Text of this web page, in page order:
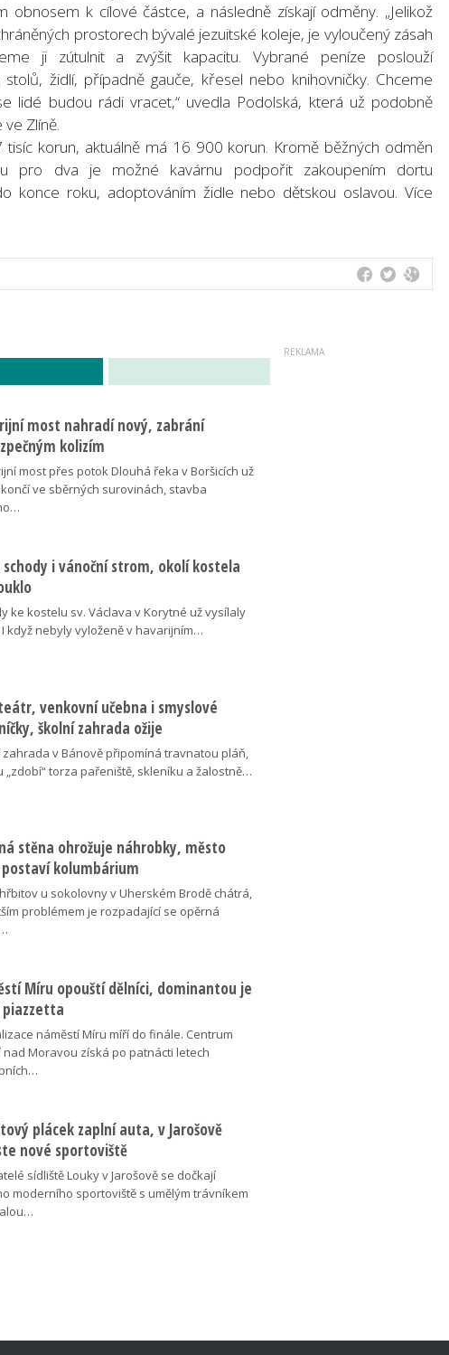
obnosem k cílové částce, a následně získají odměny. „Jelikož
prostorech bývalé jezuitské koleje, je vyloučený zásah
ji zútulnit a zvýšit kapacitu. Vybrané peníze poslouží
židlí, případně gauče, křesel nebo knihovničky. Chceme
lidé budou rádi vracet,“ uvedla Podolská, která už podobně
Zlíně.
korun, aktuálně má 16 900 korun. Kromě běžných odměn
pro dva je možné kavárnu podpořit zakoupením dortu
konce roku, adoptováním židle nebo dětskou oslavou. Více
most nahradí nový, zabrání
kolizím
most přes potok Dlouhá řeka v Boršicích už
ve sběrných surovinách, stavba
schody i vánoční strom, okolí kostela
ke kostelu sv. Václava v Korytné už vysílaly
I když nebyly vyloženě v havarijním…
venkovní učebna i smyslové
školní zahrada ožije
zahrada v Bánově připomíná travnatou pláň,
„zdobí“ torza pařeniště, skleníku a žalostně…
stěna ohrožuje náhrobky, město
postaví kolumbárium
u sokolovny v Uherském Brodě chátrá,
problémem je rozpadající se opěrná
Míru opouští dělníci, dominantou je
piazzetta
náměstí Míru míří do finále. Centrum
nad Moravou získá po patnácti letech
plácek zaplní auta, v Jarošově
nové sportoviště
sídliště Louky v Jarošově se dočkají
moderního sportoviště s umělým trávníkem